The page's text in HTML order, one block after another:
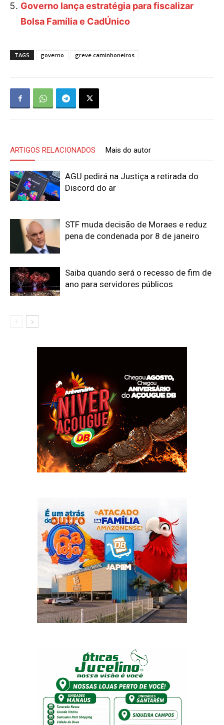
Governo lança estratégia para fiscalizar
Bolsa Família e CadÚnico
TAGS governo greve caminhoneiros
ARTIGOS RELACIONADOS Mais do autor
AGU pedirá na Justiça a retirada do
Discord do ar
STF muda decisão de Moraes e reduz
pena de condenada por 8 de janeiro
Saiba quando será o recesso de fim de
ano para servidores públicos